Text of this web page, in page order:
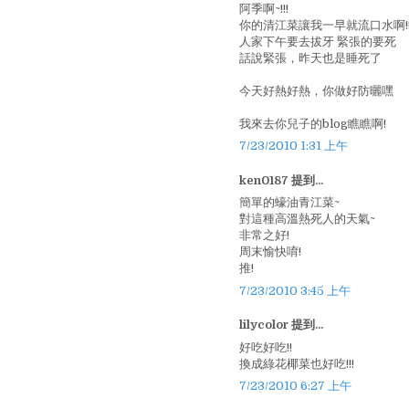
阿季啊~!!!
你的清江菜讓我一早就流口水啊!!
人家下午要去拔牙 緊張的要死
話說緊張，昨天也是睡死了
今天好熱好熱，你做好防曬嘿
我來去你兒子的blog瞧瞧啊!
7/23/2010 1:31 上午
ken0187 提到...
簡單的蠔油青江菜~
對這種高溫熱死人的天氣~
非常之好!
周末愉快唷!
推!
7/23/2010 3:45 上午
lilycolor 提到...
好吃好吃!!
換成綠花椰菜也好吃!!!
7/23/2010 6:27 上午